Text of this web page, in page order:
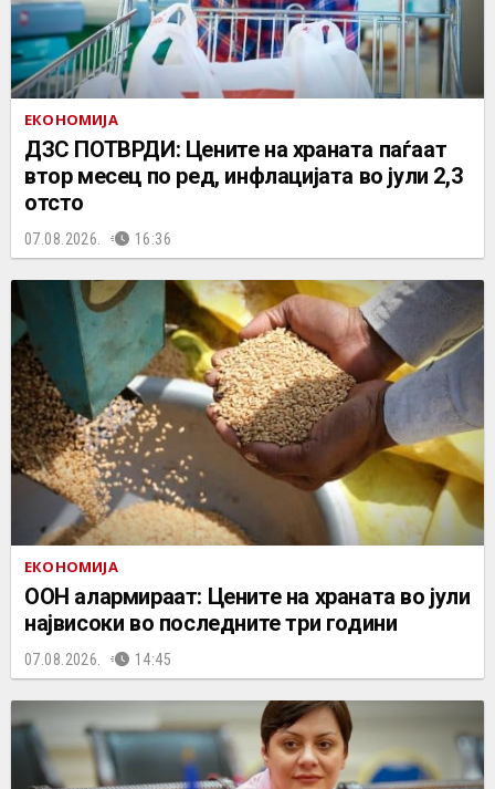
ЕКОНОМИЈА
ДЗС ПОТВРДИ: Цените на храната паѓаат
втор месец по ред, инфлацијата во јули 2,3
отсто
07.08.2026. 16:36
ЕКОНОМИЈА
ООН алармираат: Цените на храната во јули
највисоки во последните три години
07.08.2026. 14:45